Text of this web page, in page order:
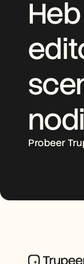
Probeer